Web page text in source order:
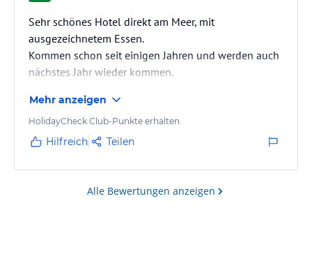
Sehr schönes Hotel direkt am Meer, mit
ausgezeichnetem Essen.
Kommen schon seit einigen Jahren und werden auch
nächstes Jahr wieder kommen.
Mehr anzeigen
HolidayCheck Club-Punkte erhalten
Hilfreich Teilen
Alle Bewertungen anzeigen